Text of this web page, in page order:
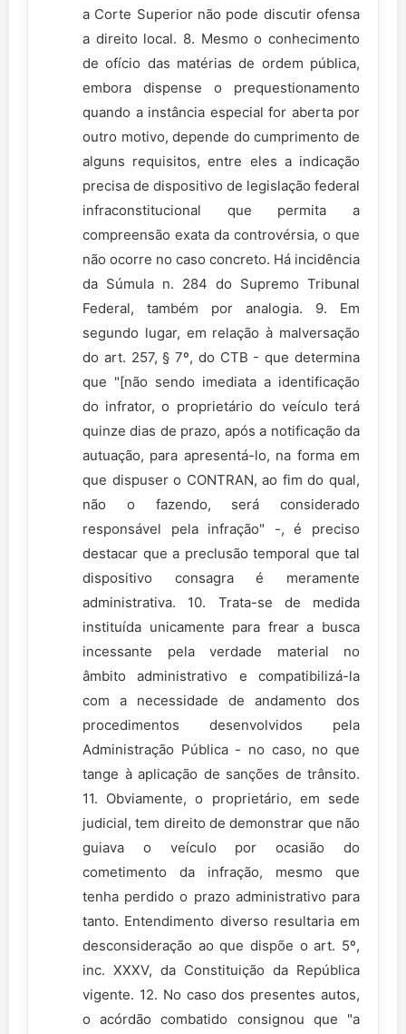
a Corte Superior não pode discutir ofensa
a direito local. 8. Mesmo o conhecimento
de ofício das matérias de ordem pública,
embora dispense o prequestionamento
quando a instância especial for aberta por
outro motivo, depende do cumprimento de
alguns requisitos, entre eles a indicação
precisa de dispositivo de legislação federal
infraconstitucional que permita a
compreensão exata da controvérsia, o que
não ocorre no caso concreto. Há incidência
da Súmula n. 284 do Supremo Tribunal
Federal, também por analogia. 9. Em
segundo lugar, em relação à malversação
do art. 257, § 7º, do CTB - que determina
que "[não sendo imediata a identificação
do infrator, o proprietário do veículo terá
quinze dias de prazo, após a notificação da
autuação, para apresentá-lo, na forma em
que dispuser o CONTRAN, ao fim do qual,
não o fazendo, será considerado
responsável pela infração" -, é preciso
destacar que a preclusão temporal que tal
dispositivo consagra é meramente
administrativa. 10. Trata-se de medida
instituída unicamente para frear a busca
incessante pela verdade material no
âmbito administrativo e compatibilizá-la
com a necessidade de andamento dos
procedimentos desenvolvidos pela
Administração Pública - no caso, no que
tange à aplicação de sanções de trânsito.
11. Obviamente, o proprietário, em sede
judicial, tem direito de demonstrar que não
guiava o veículo por ocasião do
cometimento da infração, mesmo que
tenha perdido o prazo administrativo para
tanto. Entendimento diverso resultaria em
desconsideração ao que dispõe o art. 5º,
inc. XXXV, da Constituição da República
vigente. 12. No caso dos presentes autos,
o acórdão combatido consignou que "a